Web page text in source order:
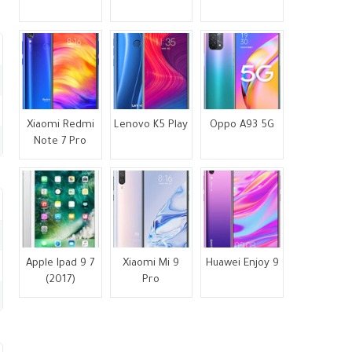
Xiaomi Redmi
Note 7 Pro
Lenovo K5 Play Oppo A93 5G
Apple Ipad 9 7
(2017)
Xiaomi Mi 9
Pro
Huawei Enjoy 9